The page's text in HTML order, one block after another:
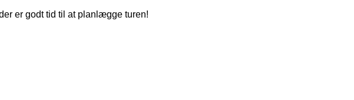
er godt tid til at planlægge turen!